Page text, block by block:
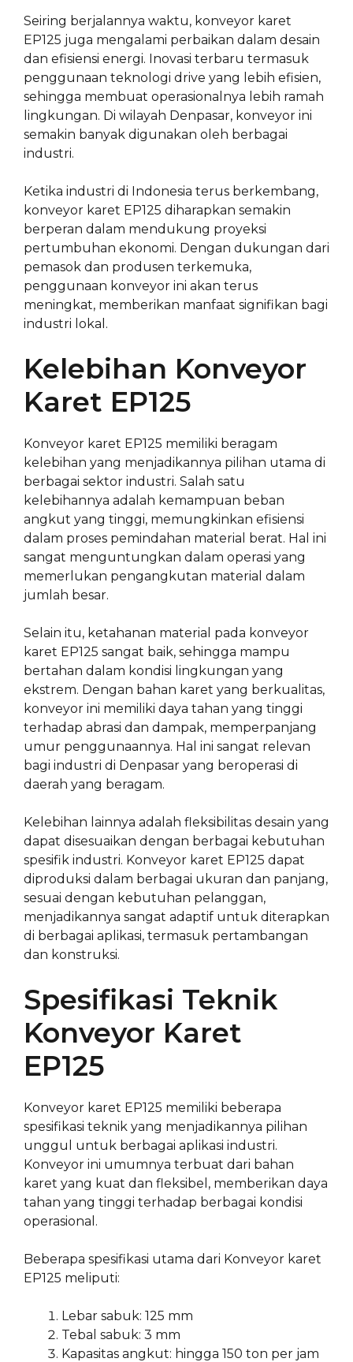
Seiring berjalannya waktu, konveyor karet
EP125 juga mengalami perbaikan dalam desain
dan efisiensi energi. Inovasi terbaru termasuk
penggunaan teknologi drive yang lebih efisien,
sehingga membuat operasionalnya lebih ramah
lingkungan. Di wilayah Denpasar, konveyor ini
semakin banyak digunakan oleh berbagai
industri.
Ketika industri di Indonesia terus berkembang,
konveyor karet EP125 diharapkan semakin
berperan dalam mendukung proyeksi
pertumbuhan ekonomi. Dengan dukungan dari
pemasok dan produsen terkemuka,
penggunaan konveyor ini akan terus
meningkat, memberikan manfaat signifikan bagi
industri lokal.
Kelebihan Konveyor
Karet EP125
Konveyor karet EP125 memiliki beragam
kelebihan yang menjadikannya pilihan utama di
berbagai sektor industri. Salah satu
kelebihannya adalah kemampuan beban
angkut yang tinggi, memungkinkan efisiensi
dalam proses pemindahan material berat. Hal ini
sangat menguntungkan dalam operasi yang
memerlukan pengangkutan material dalam
jumlah besar.
Selain itu, ketahanan material pada konveyor
karet EP125 sangat baik, sehingga mampu
bertahan dalam kondisi lingkungan yang
ekstrem. Dengan bahan karet yang berkualitas,
konveyor ini memiliki daya tahan yang tinggi
terhadap abrasi dan dampak, memperpanjang
umur penggunaannya. Hal ini sangat relevan
bagi industri di Denpasar yang beroperasi di
daerah yang beragam.
Kelebihan lainnya adalah fleksibilitas desain yang
dapat disesuaikan dengan berbagai kebutuhan
spesifik industri. Konveyor karet EP125 dapat
diproduksi dalam berbagai ukuran dan panjang,
sesuai dengan kebutuhan pelanggan,
menjadikannya sangat adaptif untuk diterapkan
di berbagai aplikasi, termasuk pertambangan
dan konstruksi.
Spesifikasi Teknik
Konveyor Karet
EP125
Konveyor karet EP125 memiliki beberapa
spesifikasi teknik yang menjadikannya pilihan
unggul untuk berbagai aplikasi industri.
Konveyor ini umumnya terbuat dari bahan
karet yang kuat dan fleksibel, memberikan daya
tahan yang tinggi terhadap berbagai kondisi
operasional.
Beberapa spesifikasi utama dari Konveyor karet
EP125 meliputi:
Lebar sabuk: 125 mm
Tebal sabuk: 3 mm
Kapasitas angkut: hingga 150 ton per jam